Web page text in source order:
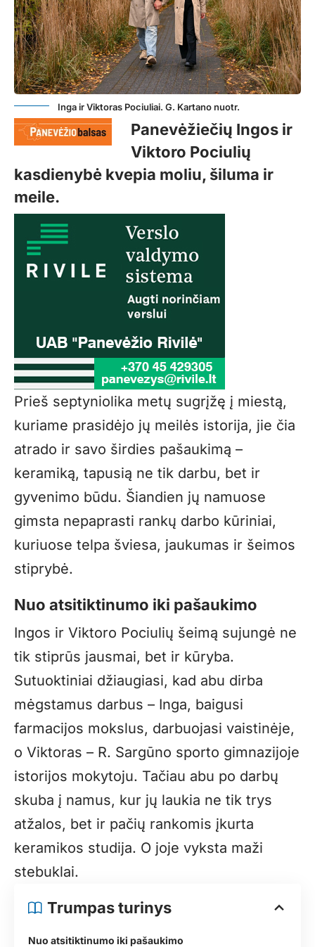
Inga ir Viktoras Pociuliai. G. Kartano nuotr.
Panevėžiečių Ingos ir
Viktoro Pociulių
kasdienybė kvepia moliu, šiluma ir
meile.
Prieš septyniolika metų sugrįžę į miestą,
kuriame prasidėjo jų meilės istorija, jie čia
atrado ir savo širdies pašaukimą –
keramiką, tapusią ne tik darbu, bet ir
gyvenimo būdu. Šiandien jų namuose
gimsta nepaprasti rankų darbo kūriniai,
kuriuose telpa šviesa, jaukumas ir šeimos
stiprybė.
Nuo atsitiktinumo iki pašaukimo
Ingos ir Viktoro Pociulių šeimą sujungė ne
tik stiprūs jausmai, bet ir kūryba.
Sutuoktiniai džiaugiasi, kad abu dirba
mėgstamus darbus – Inga, baigusi
farmacijos mokslus, darbuojasi vaistinėje,
o Viktoras – R. Sargūno sporto gimnazijoje
istorijos mokytoju. Tačiau abu po darbų
skuba į namus, kur jų laukia ne tik trys
atžalos, bet ir pačių rankomis įkurta
keramikos studija. O joje vyksta maži
stebuklai.
Trumpas turinys
Nuo atsitiktinumo iki pašaukimo